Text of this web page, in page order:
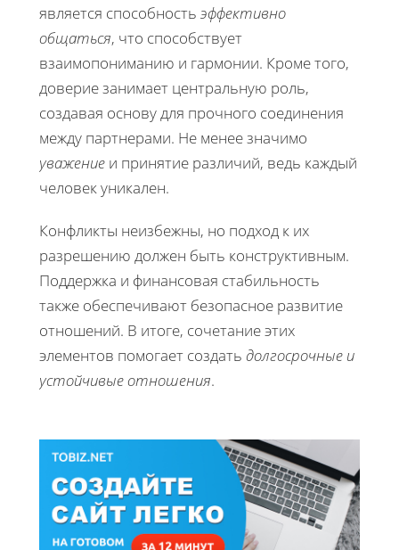
является способность эффективно
общаться, что способствует
взаимопониманию и гармонии. Кроме того,
доверие занимает центральную роль,
создавая основу для прочного соединения
между партнерами. Не менее значимо
уважение и принятие различий, ведь каждый
человек уникален.
Конфликты неизбежны, но подход к их
разрешению должен быть конструктивным.
Поддержка и финансовая стабильность
также обеспечивают безопасное развитие
отношений. В итоге, сочетание этих
элементов помогает создать долгосрочные и
устойчивые отношения.